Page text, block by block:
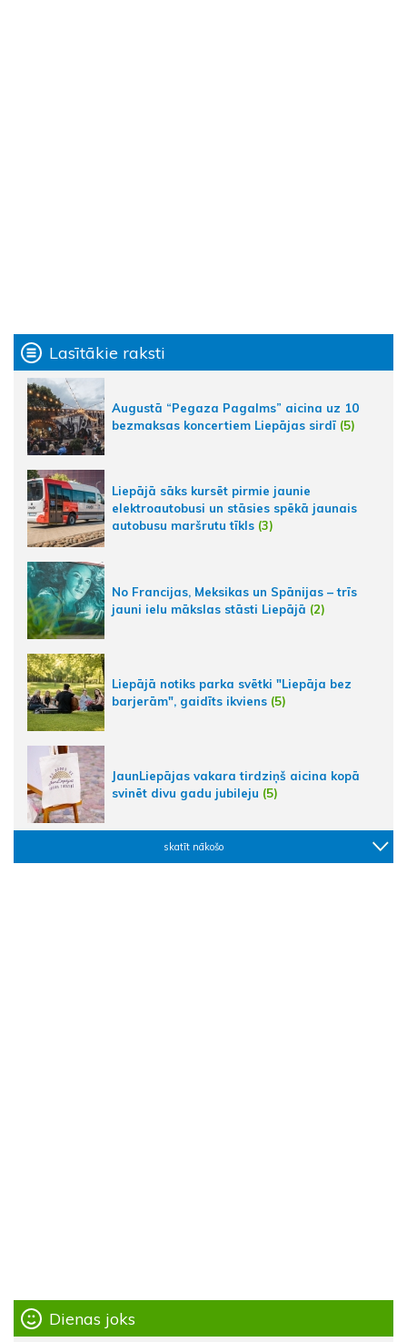
Lasītākie raksti
Augustā “Pegaza Pagalms” aicina uz 10
bezmaksas koncertiem Liepājas sirdī (5)
Liepājā sāks kursēt pirmie jaunie
elektroautobusi un stāsies spēkā jaunais
autobusu maršrutu tīkls (3)
No Francijas, Meksikas un Spānijas – trīs
jauni ielu mākslas stāsti Liepājā (2)
Liepājā notiks parka svētki "Liepāja bez
barjerām", gaidīts ikviens (5)
JaunLiepājas vakara tirdziņš aicina kopā
svinēt divu gadu jubileju (5)
skatīt nākošo
Dienas joks